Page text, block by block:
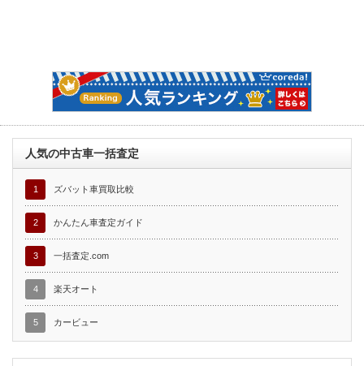
人気の中古車一括査定
1 ズバット車買取比較
2 かんたん車査定ガイド
3 一括査定.com
4 楽天オート
5 カービュー